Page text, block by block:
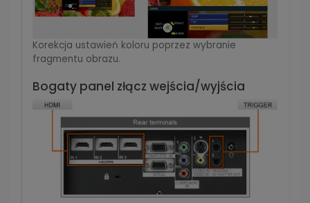
Korekcja ustawień koloru poprzez wybranie
fragmentu obrazu.
Bogaty panel złącz wejścia/wyjścia